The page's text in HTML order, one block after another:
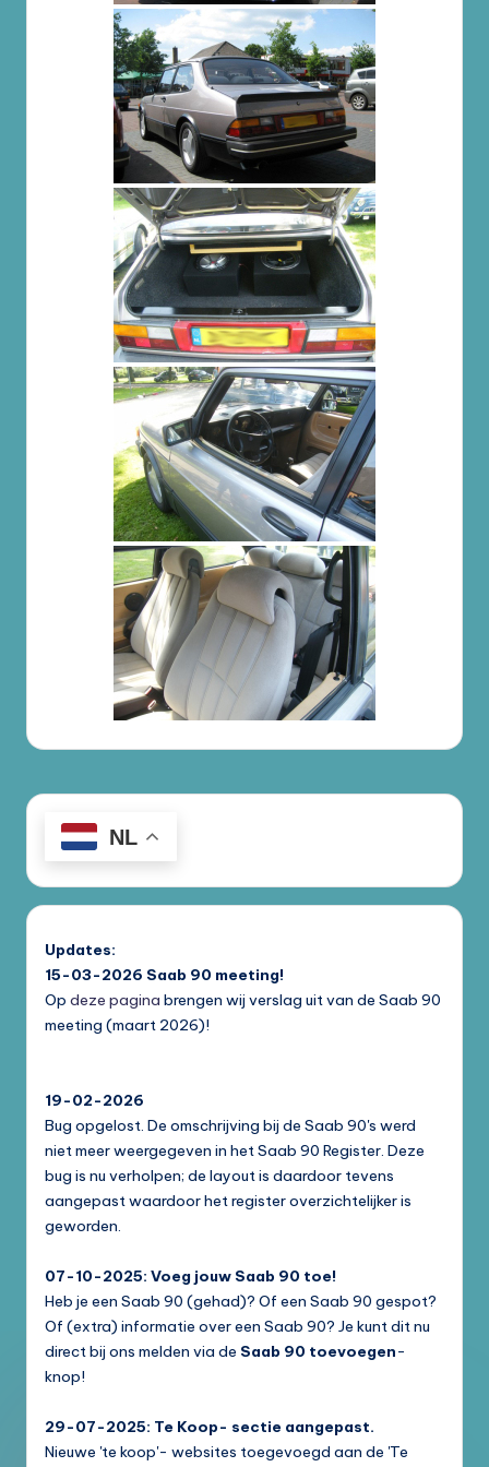
NL
Updates:
15-03-2026 Saab 90 meeting!
Op deze pagina brengen wij verslag uit van de Saab 90
meeting (maart 2026)!
19-02-2026
Bug opgelost. De omschrijving bij de Saab 90's werd
niet meer weergegeven in het Saab 90 Register. Deze
bug is nu verholpen; de layout is daardoor tevens
aangepast waardoor het register overzichtelijker is
geworden.
07-10-2025: Voeg jouw Saab 90 toe!
Heb je een Saab 90 (gehad)? Of een Saab 90 gespot?
Of (extra) informatie over een Saab 90? Je kunt dit nu
direct bij ons melden via de Saab 90 toevoegen-
knop!
29-07-2025: Te Koop- sectie aangepast.
Nieuwe 'te koop'- websites toegevoegd aan de 'Te